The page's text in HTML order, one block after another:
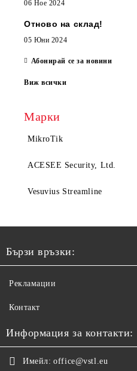
06 Ное 2024
Отново на склад!
05 Юни 2024
Абонирай се за новини
Виж всички
Марки
MikroTik
ACESEE Security, Ltd.
Vesuvius Streamline
Бързи връзки:
Рекламации
Контакт
Информация за контакти:
Имейл: office@vstl.eu